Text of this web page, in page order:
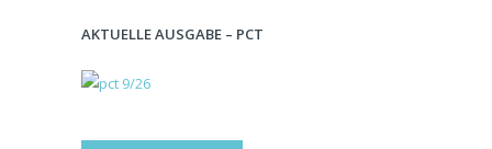
AKTUELLE AUSGABE – PCT